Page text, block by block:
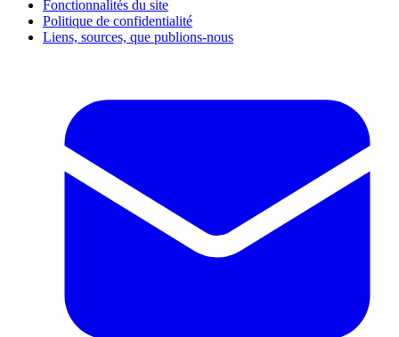
Fonctionnalités du site
Politique de confidentialité
Liens, sources, que publions-nous